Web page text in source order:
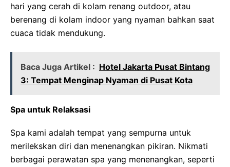
hari yang cerah di kolam renang outdoor, atau
berenang di kolam indoor yang nyaman bahkan saat
cuaca tidak mendukung.
Baca Juga Artikel : Hotel Jakarta Pusat Bintang
3: Tempat Menginap Nyaman di Pusat Kota
Spa untuk Relaksasi
Spa kami adalah tempat yang sempurna untuk
merilekskan diri dan menenangkan pikiran. Nikmati
berbagai perawatan spa yang menenangkan, seperti